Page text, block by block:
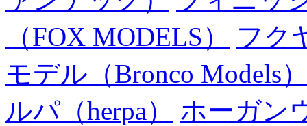
（FOX MODELS）
フク
モデル（Bronco Models
ルパ（herpa）
ホーガン